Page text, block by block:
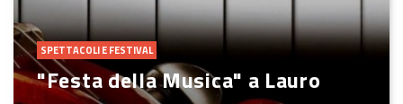
SPETTACOLI E FESTIVAL
"Festa della Musica" a Lauro